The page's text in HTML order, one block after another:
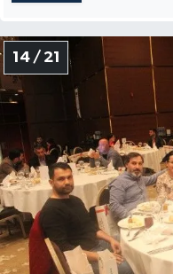
14 / 21